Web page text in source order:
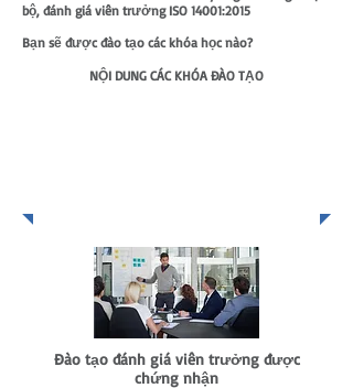
bộ, đánh giá viên trưởng ISO 14001:2015
Bạn sẽ được đào tạo các khóa học nào?
NỘI DUNG CÁC KHÓA ĐÀO TẠO
Đào tạo đánh giá viên trưởng được
chứng nhận